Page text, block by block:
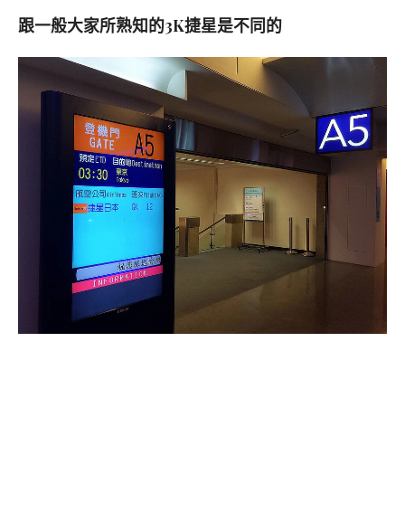
跟一般大家所熟知的3K捷星是不同的